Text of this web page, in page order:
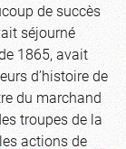
de succès
séjourné
1865, avait
d’histoire de
du marchand
troupes de la
actions de